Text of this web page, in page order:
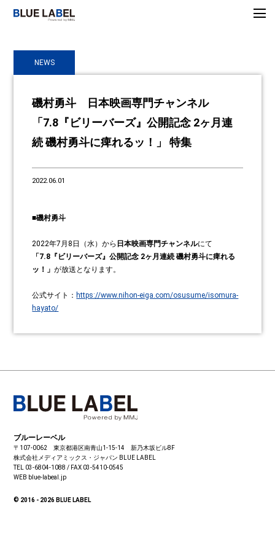
磯村勇斗 日本映画専門チャンネル
「7.8『ビリーバーズ』公開記念 2ヶ月連
続 磯村勇斗に痺れるッ！」 特集
2022.06.01
■磯村勇斗
2022年7月8日（水）から 日本映画専門チャンネルにて
「7.8『ビリーバーズ』公開記念 2ヶ月連続 磯村勇斗に痺れる
ッ！」が放送となります。
公式サイト： https://www.nihon-eiga.com/osusume/isomura-
hayato/
NEWS
ブルーレーベル
〒107-0062 東京都港区南青山1-15-14 新乃木坂ビル8F
株式会社メディアミックス・ジャパン BLUE LABEL
TEL 03-6804-1088 / FAX 03-5410-0545
WEB blue-labeal.jp
© 2016 - 2026 BLUE LABEL